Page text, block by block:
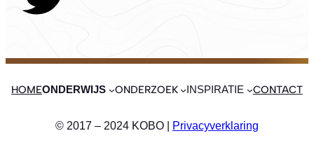
HOMEONDERWIJS ONDERZOEK INSPIRATIE CONTACT
© 2017 – 2024 KOBO | Privacyverklaring